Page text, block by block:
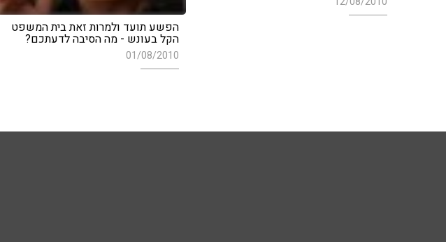
הפשע תועד ולמרות זאת בית המשפט
הקל בעונש - מה הסיבה לדעתכם?
01/08/2010